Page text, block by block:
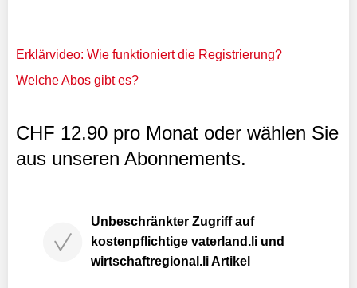
Erklärvideo: Wie funktioniert die Registrierung?
Welche Abos gibt es?
CHF 12.90 pro Monat oder wählen Sie
aus unseren Abonnements.
Unbeschränkter Zugriff auf
kostenpflichtige vaterland.li und
wirtschaftregional.li Artikel